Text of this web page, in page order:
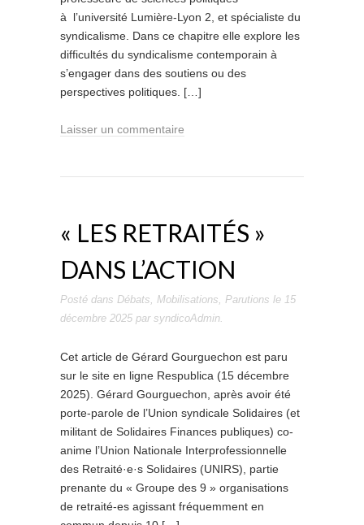
à l’université Lumière-Lyon 2, et spécialiste du
syndicalisme. Dans ce chapitre elle explore les
difficultés du syndicalisme contemporain à
s’engager dans des soutiens ou des
perspectives politiques. […]
Laisser un commentaire
« LES RETRAITÉS »
DANS L’ACTION
Posté dans Débats, Mobilisations, Parutions le 15
décembre 2025 par syndicoAdmin.
Cet article de Gérard Gourguechon est paru
sur le site en ligne Respublica (15 décembre
2025). Gérard Gourguechon, après avoir été
porte-parole de l’Union syndicale Solidaires (et
militant de Solidaires Finances publiques) co-
anime l’Union Nationale Interprofessionnelle
des Retraité·e·s Solidaires (UNIRS), partie
prenante du « Groupe des 9 » organisations
de retraité-es agissant fréquemment en